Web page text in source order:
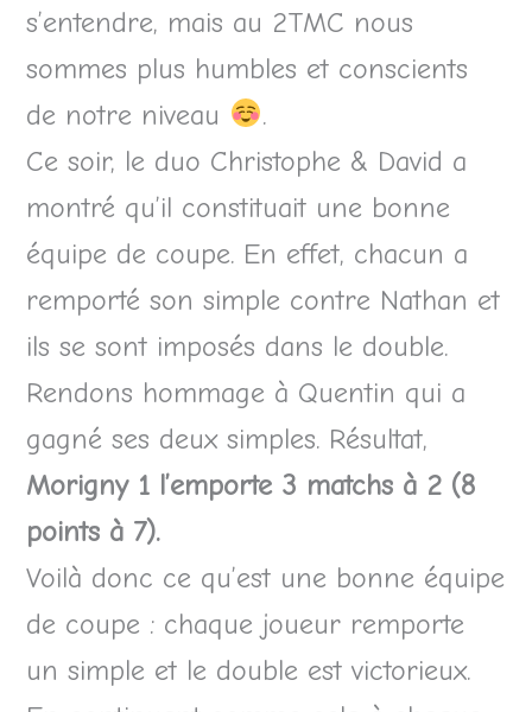
s’entendre, mais au 2TMC nous
sommes plus humbles et conscients
de notre niveau
.
Ce soir, le duo Christophe & David a
montré qu’il constituait une bonne
équipe de coupe. En effet, chacun a
remporté son simple contre Nathan et
ils se sont imposés dans le double.
Rendons hommage à Quentin qui a
gagné ses deux simples. Résultat,
Morigny 1 l’emporte 3 matchs à 2 (8
points à 7).
Voilà donc ce qu’est une bonne équipe
de coupe : chaque joueur remporte
un simple et le double est victorieux.